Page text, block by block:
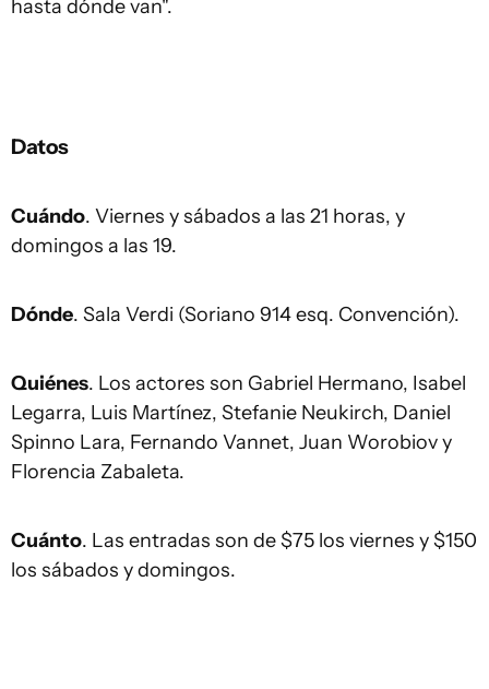
hasta dónde van".
Datos
Cuándo. Viernes y sábados a las 21 horas, y
domingos a las 19.
Dónde. Sala Verdi (Soriano 914 esq. Convención).
Quiénes. Los actores son Gabriel Hermano, Isabel
Legarra, Luis Martínez, Stefanie Neukirch, Daniel
Spinno Lara, Fernando Vannet, Juan Worobiov y
Florencia Zabaleta.
Cuánto. Las entradas son de $75 los viernes y $150
los sábados y domingos.